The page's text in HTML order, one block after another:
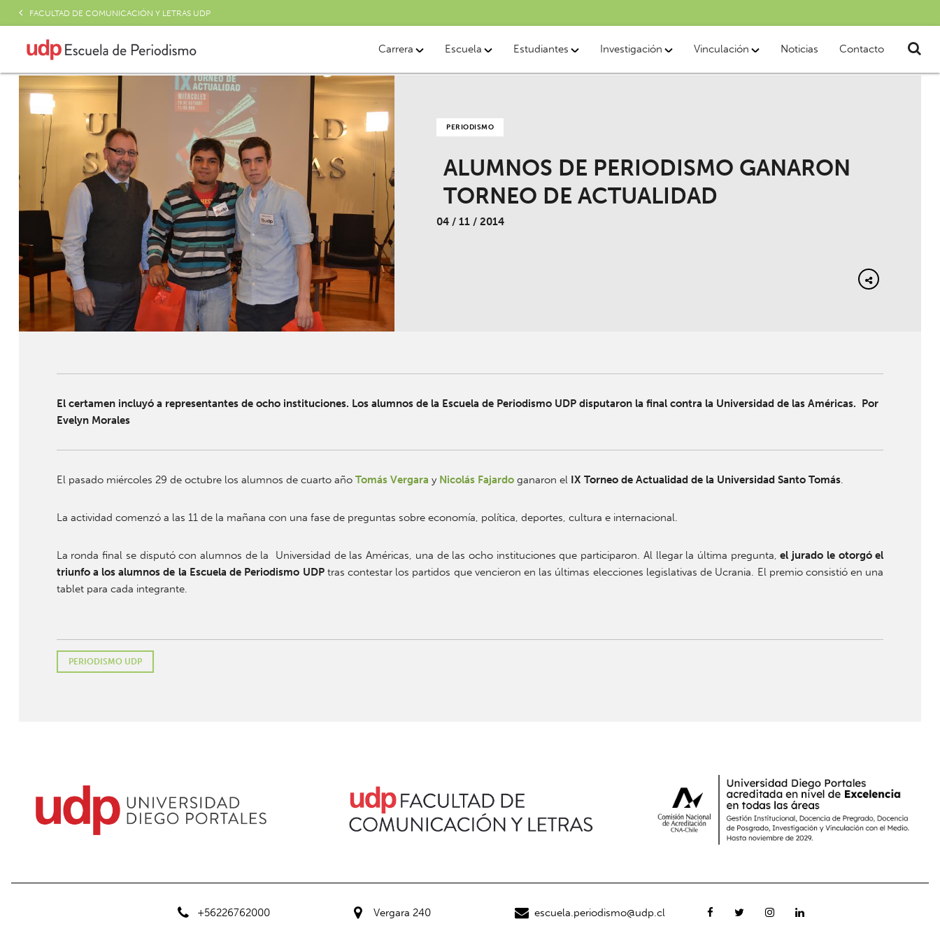
FACULTAD DE COMUNICACIÓN Y LETRAS UDP
Carrera Escuela Estudiantes Investigación Vinculación Noticias Contacto
PERIODISMO
ALUMNOS DE PERIODISMO GANARON
TORNEO DE ACTUALIDAD
04 / 11 / 2014
El certamen incluyó a representantes de ocho instituciones. Los alumnos de la Escuela de Periodismo UDP disputaron la final contra la Universidad de las Américas. Por
Evelyn Morales
El pasado miércoles 29 de octubre los alumnos de cuarto año Tomás Vergara y Nicolás Fajardoganaron el IX Torneo de Actualidad de la Universidad Santo Tomás.
La actividad comenzó a las 11 de la mañana con una fase de preguntas sobre economía, política, deportes, cultura e internacional.
La ronda final se disputó con alumnos de la Universidad de las Américas, una de las ocho instituciones que participaron. Al llegar la última pregunta,el jurado le otorgó el
triunfo a los alumnos de la Escuela de Periodismo UDPtras contestar los partidos que vencieron en las últimas elecciones legislativas de Ucrania. El premio consistió en una
tablet para cada integrante.
PERIODISMO UDP
+56226762000 Vergara 240 escuela.periodismo@udp.cl